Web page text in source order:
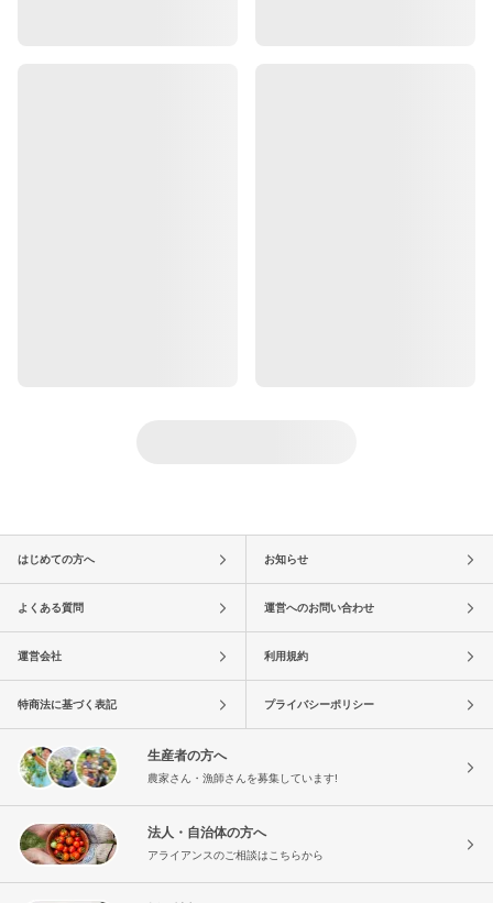
はじめての方へ お知らせ
よくある質問 運営へのお問い合わせ
運営会社 利用規約
特商法に基づく表記 プライバシーポリシー
生産者の方へ
農家さん・漁師さんを募集しています!
法人・自治体の方へ
アライアンスのご相談はこちらから